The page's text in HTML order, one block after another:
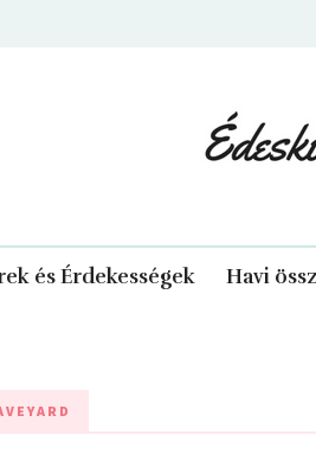
és Érdekességek Havi